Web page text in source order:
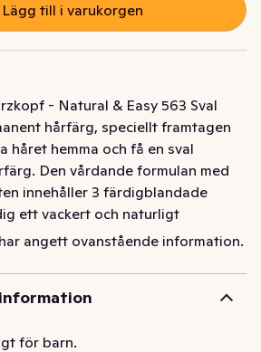
Lägg till i varukorgen
- Natural & Easy 563 Sval
hårfärg, speciellt framtagen
håret hemma och få en sval
Den vårdande formulan med
innehåller 3 färdigblandade
ett vackert och naturligt
gråhårstäckning, vilket gör att du
hår. Det är även en vegansk
naturligt ursprung vilket
angett ovanstående information.
för barn.